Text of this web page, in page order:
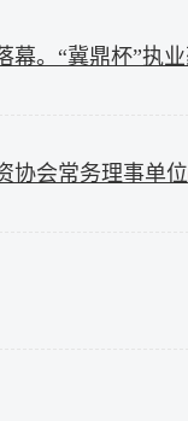
协会常务理事单位